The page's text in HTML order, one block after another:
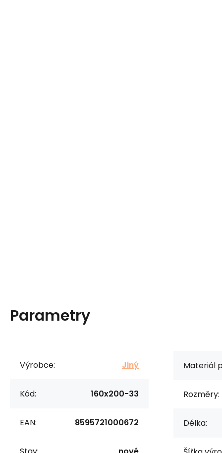
Parametry
Výrobce: Jiný
Kód: 160x200-33
EAN: 8595721000672
Materiál
Rozměry:
Délka: